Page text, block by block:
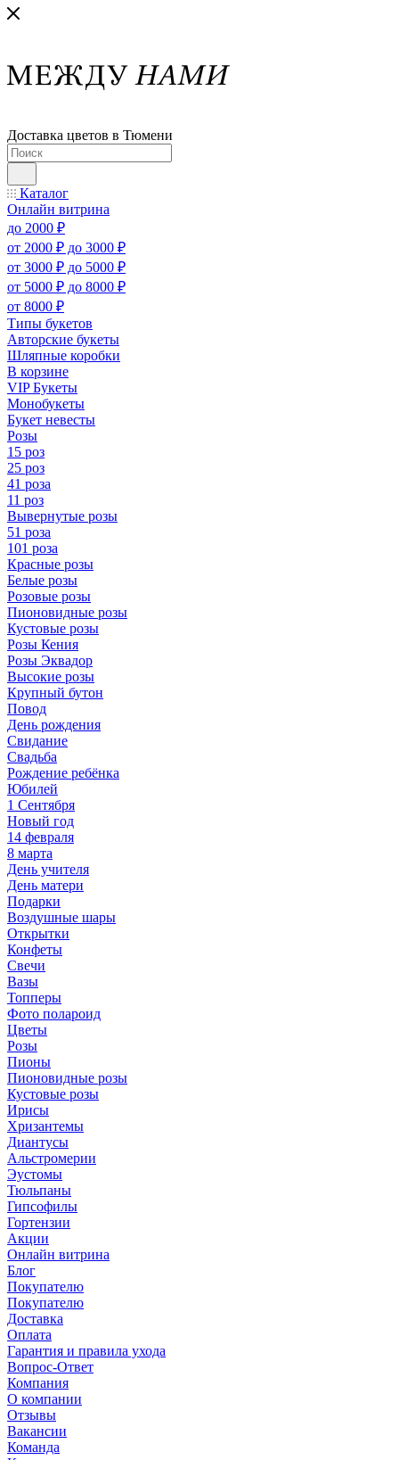
Доставка цветов в Тюмени
Каталог
Онлайн витрина
до 2000 ₽
от 2000 ₽ до 3000 ₽
от 3000 ₽ до 5000 ₽
от 5000 ₽ до 8000 ₽
от 8000 ₽
Типы букетов
Авторские букеты
Шляпные коробки
В корзине
VIP Букеты
Монобукеты
Букет невесты
Розы
15 роз
25 роз
41 роза
11 роз
Вывернутые розы
51 роза
101 роза
Красные розы
Белые розы
Розовые розы
Пионовидные розы
Кустовые розы
Розы Кения
Розы Эквадор
Высокие розы
Крупный бутон
Повод
День рождения
Свидание
Свадьба
Рождение ребёнка
Юбилей
1 Сентября
Новый год
14 февраля
8 марта
День учителя
День матери
Подарки
Воздушные шары
Открытки
Конфеты
Свечи
Вазы
Топперы
Фото полароид
Цветы
Розы
Пионы
Пионовидные розы
Кустовые розы
Ирисы
Хризантемы
Диантусы
Альстромерии
Эустомы
Тюльпаны
Гипсофилы
Гортензии
Акции
Онлайн витрина
Блог
Покупателю
Покупателю
Доставка
Оплата
Гарантия и правила ухода
Вопрос-Ответ
Компания
О компании
Отзывы
Вакансии
Команда